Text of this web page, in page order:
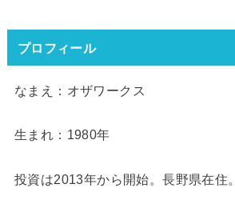
プロフィール
なまえ：オザワークス
生まれ：1980年
投資は2013年から開始。長野県在住。